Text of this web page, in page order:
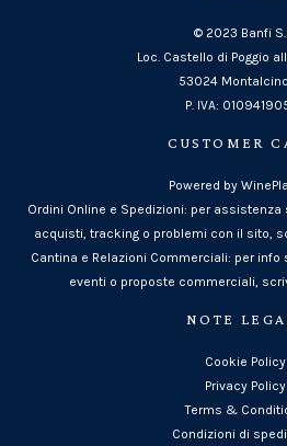
© 2023 Banfi
Loc. Castello di Poggio
53024
P. IVA:
CUSTOMER
Powered by
Ordini Online e Spedizioni: per assistenza
acquisti, tracking o problemi con il sito,
Cantina e Relazioni Commerciali: per info
eventi o proposte commerciali,
NOTE
Cookie Policy
Privacy Policy
Terms &
Condizioni di